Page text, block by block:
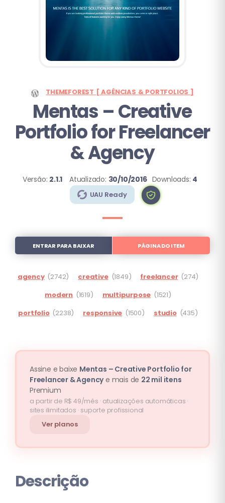
THEMEFOREST [ AGÊNCIAS & PORTFOLIOS ]
Mentas – Creative
Portfolio for Freelancer
& Agency
Versão: 2.1.1 Atualizado: 30/10/2016 Downloads: 4
UAU Ready
ENTRAR PARA BAIXAR PÁGINA DO ITEM
agency (2742) creative (1849) freelancer (274)
modern (1619) multipurpose (1521)
portfolio (2238) responsive (1500) studio (435)
Assine e baixe Mentas – Creative Portfolio for
Freelancer & Agencye mais de 22 mil itens
Premium
a partir de R$ 49/mês · atualizações automáticas ·
sites ilimitados · suporte profissional
Ver planos
Descrição